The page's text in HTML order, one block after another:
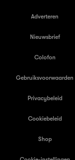
Adverteren
Nieuwsbrief
Colofon
Gebruiksvoorwaarden
Privacybeleid
Cookiebeleid
Shop